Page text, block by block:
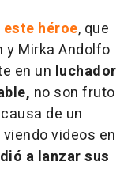
héroe, que
y Mirka Andolfo
en un luchador
no son fruto
de un
videos en
a lanzar sus